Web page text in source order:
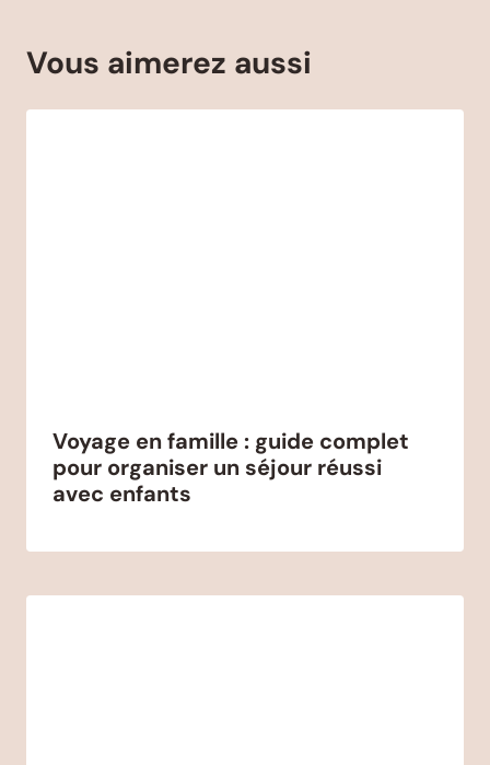
Vous aimerez aussi
Voyage en famille : guide complet
pour organiser un séjour réussi
avec enfants